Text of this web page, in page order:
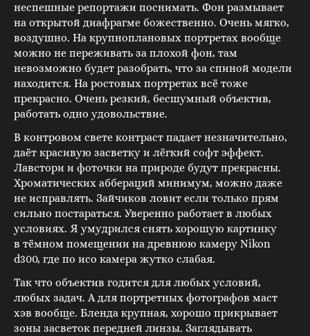
неспешные репортажи поснимать. Фон размывает
на открытой диафрагме божественно. Очень мягко,
воздушно. На крупноплановых портретах вообще
можно не переживать за плохой фон, там
невозможно будет разобрать, что за спиной модели
находится. На ростовых портретах всё тоже
прекрасно. Очень резкий, бесшумный объектив,
работать одно удовольствие.
В контровом свете контраст падает незначительно,
даёт красивую засветку и лёгкий софт эффект.
Лавстори и фоточки на природе будут прекрасны.
Хроматических аббераций минимум, можно даже
не исправлять. Зайчиков ловит если только прям
сильно постараться. Уверенно работает в любых
условиях. Я умудрился снять хорошую картинку
в тёмном помещении на древнюю камеру Nikon
d300, где по исо камера жутко слабая.
Так что объектив годится для любых условий,
любых задач. А для портретных фотографов маст
хэв вообще. Бленда крупная, хорошо прикрывает
зоны засветок передней линзы. Заглядывать